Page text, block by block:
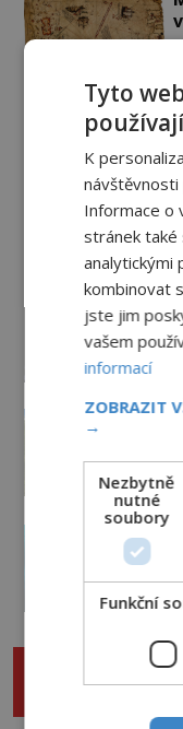
Paranormální jevy
Tyto
K
Informace o
stránek také
analytickými
kombinovat
jste jim
vašem
informací
ZOBRAZIT
→
Nezbytně
nutné
soubory
Funkční